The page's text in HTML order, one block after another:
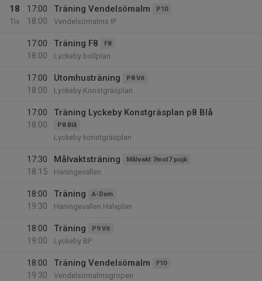
18
Tis
17:00
18:00
Träning Vendelsömalm P10
Vendelsömalms IP
17:00
18:00
Träning F8 F8
Lyckeby bollplan
17:00
18:00
Utomhusträning P8 Vit
Lyckeby Konstgräsplan
17:00
18:00
Träning Lyckeby Konstgräsplan p8 Blå
P8 Blå
Lyckeby konstgräsplan
17:30
18:15
Målvaktsträning Målvakt 7mot7 pojk
Haningevallen
18:00
19:30
Träning A-Dam
Haningevallen Halvplan
18:00
19:00
Träning P9 Vit
Lyckeby BP
18:00
19:30
Träning Vendelsömalm F10
Vendelsömalmsgropen